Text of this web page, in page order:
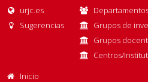
urjc.es
Sugerencias
Grupos de
Grupos
Centros/
Inicio